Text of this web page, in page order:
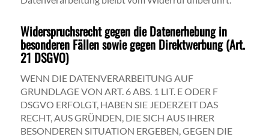
Widerspruchsrecht gegen die Datenerhebung in
besonderen Fällen sowie gegen Direktwerbung (Art.
21 DSGVO)
WENN DIE DATENVERARBEITUNG AUF
GRUNDLAGE VON ART. 6 ABS. 1 LIT. E ODER F
DSGVO ERFOLGT, HABEN SIE JEDERZEIT DAS
RECHT, AUS GRÜNDEN, DIE SICH AUS IHRER
BESONDEREN SITUATION ERGEBEN, GEGEN DIE